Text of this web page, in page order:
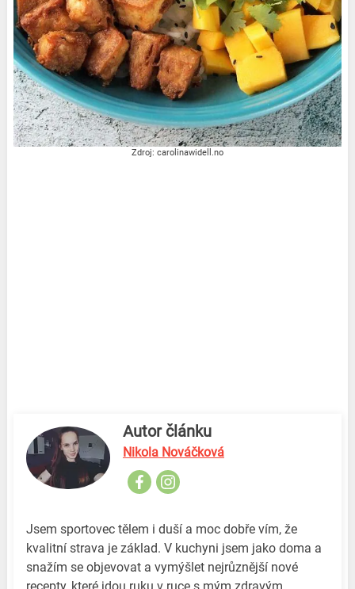
Zdroj: carolinawidell.no
Autor článku
Nikola Nováčková
Jsem sportovec tělem i duší a moc dobře vím, že
kvalitní strava je základ. V kuchyni jsem jako doma a
snažím se objevovat a vymýšlet nejrůznější nové